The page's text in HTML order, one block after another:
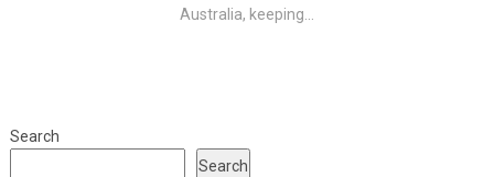
Australia, keeping...
Search
Search